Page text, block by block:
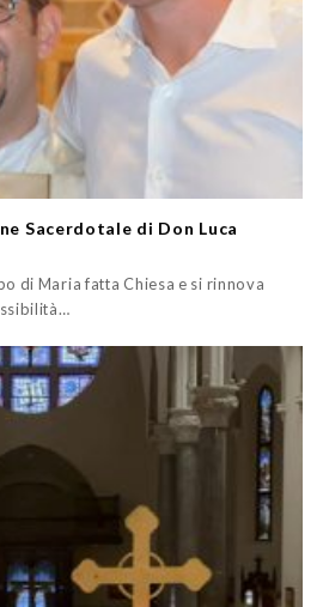
Sacerdotale di Don Luca
di Maria fatta Chiesa e si rinnova